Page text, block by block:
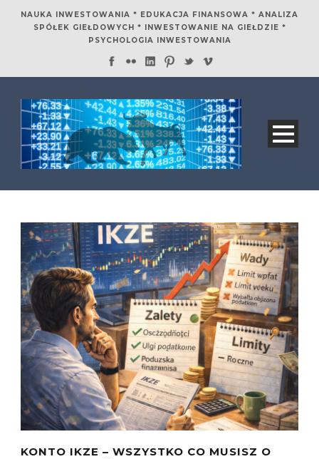
NAUKA INWESTOWANIA * EDUKACJA FINANSOWA * ANALIZA
SPÓŁEK GIEŁDOWYCH * INWESTOWANIE NA GIEŁDZIE *
PSYCHOLOGIA INWESTOWANIA
KONTO IKZE – WSZYSTKO CO MUSISZ O